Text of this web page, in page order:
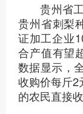
贵州省工
贵州省刺梨
证加工企业
合产值有望
数据显示，
收购价每斤2
的农民直接